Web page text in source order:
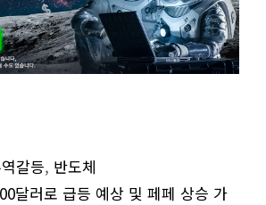
갈등, 반도체
달러로 급등 예상 및 페페 상승 가